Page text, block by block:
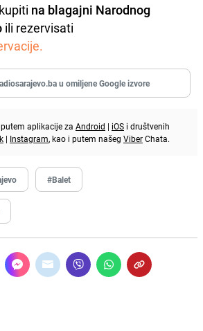
na blagajni Narodnog
ili rezervisati
u omiljene Google izvore
aplikacije za Android | iOS i društvenih
| Instagram, kao i putem našeg ViberChata.
#Balet